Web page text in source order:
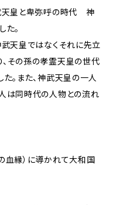
天皇と卑弥呼の時代 神
た。
武天皇ではなくそれに先立
その孫の孝霊天皇の世代
。また、神武天皇の一人
は同時代の人物との流れ
血縁）に導かれて大和国